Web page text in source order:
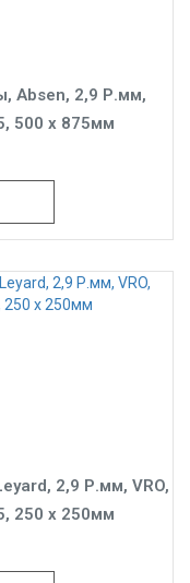
Absen, 2,9 Р.мм,
500 x 875мм
2,9 Р.мм, VRO,
250 x 250мм